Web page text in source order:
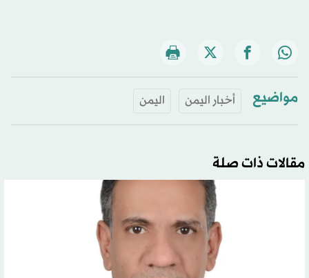
مواضيع أخبار اليمن اليمن
مقالات ذات صلة